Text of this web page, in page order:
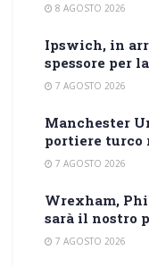
8 AGOSTO 2026
Ipswich, in
spessore per
7 AGOSTO 2026
Manchester
portiere turco
7 AGOSTO 2026
Wrexham,
sarà il nostro
7 AGOSTO 2026